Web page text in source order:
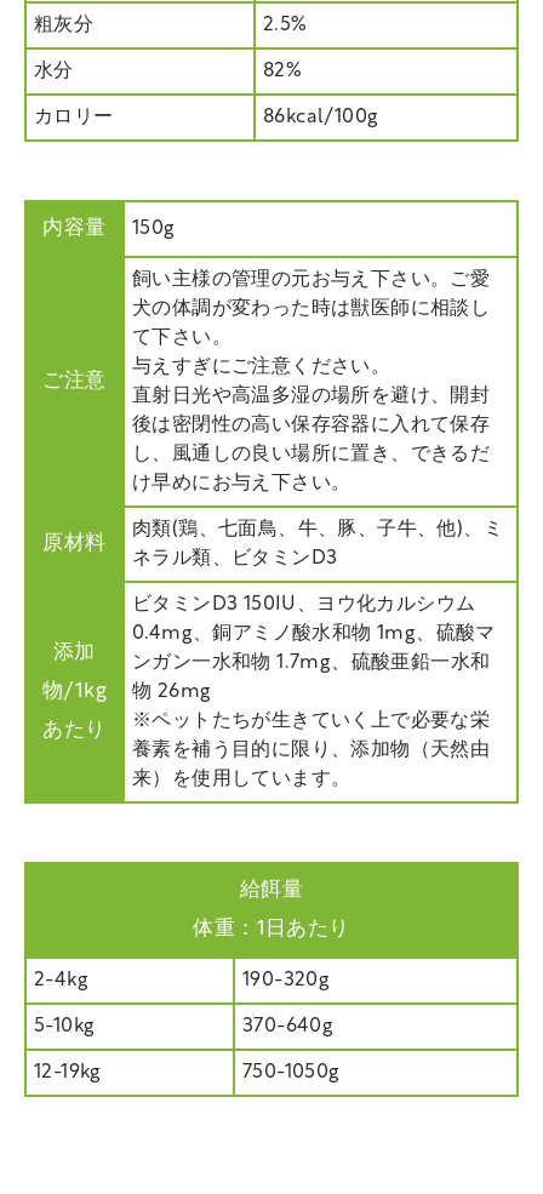
粗灰分 2.5%
水分 82%
カロリー 86kcal/100g
内容量 150g
ご注意
飼い主様の管理の元お与え下さい。ご愛
犬の体調が変わった時は獣医師に相談し
て下さい。
与えすぎにご注意ください。
直射日光や高温多湿の場所を避け、開封
後は密閉性の高い保存容器に入れて保存
し、風通しの良い場所に置き、できるだ
け早めにお与え下さい。
原材料
肉類(鶏、七面鳥、牛、豚、子牛、他)、ミ
ネラル類、ビタミンD3
添加
物/1kg
あたり
ビタミンD3 150IU、ヨウ化カルシウム
0.4mg、銅アミノ酸水和物 1mg、硫酸マ
ンガン一水和物 1.7mg、硫酸亜鉛一水和
物 26mg
※ペットたちが生きていく上で必要な栄
養素を補う目的に限り、添加物（天然由
来）を使用しています。
給餌量
体重：1日あたり
2-4kg 190-320g
5-10kg 370-640g
12-19kg 750-1050g